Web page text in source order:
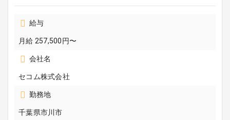
給与
月給 257,500円〜
会社名
セコム株式会社
勤務地
千葉県市川市